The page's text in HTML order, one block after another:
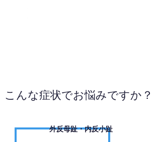
こんな症状でお悩みですか？
外反母趾・内反小趾